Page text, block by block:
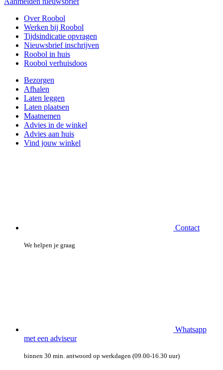
Over Roobol
Werken bij Roobol
Tijdsindicatie opvragen
Nieuwsbrief inschrijven
Roobol in huis
Roobol verhuisdoos
Bezorgen
Afhalen
Laten leggen
Laten plaatsen
Maatnemen
Advies in de winkel
Advies aan huis
Vind jouw winkel
Contact
We helpen je graag
Whatsapp
met een adviseur
binnen 30 min. antwoord op werkdagen (09.00-16.30 uur)